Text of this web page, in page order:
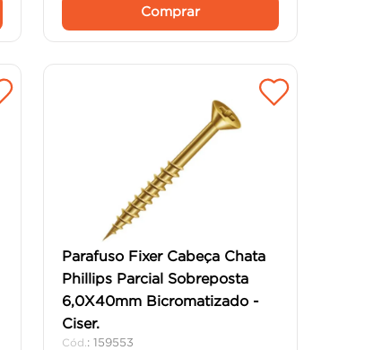
Comprar
Parafuso Fixer Cabeça Chata
Phillips Parcial Sobreposta
6,0X40mm Bicromatizado -
Ciser.
: 159553